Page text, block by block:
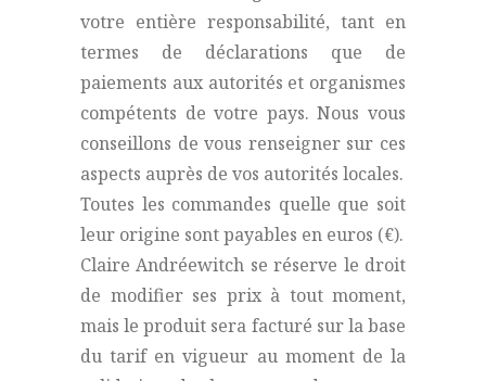
votre entière responsabilité, tant en
termes de déclarations que de
paiements aux autorités et organismes
compétents de votre pays. Nous vous
conseillons de vous renseigner sur ces
aspects auprès de vos autorités locales.
Toutes les commandes quelle que soit
leur origine sont payables en euros (€).
Claire Andréewitch se réserve le droit
de modifier ses prix à tout moment,
mais le produit sera facturé sur la base
du tarif en vigueur au moment de la